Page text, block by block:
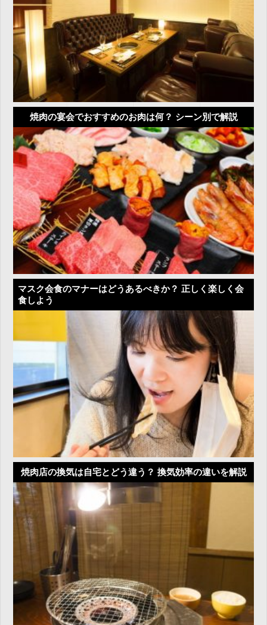
焼肉の宴会でおすすめのお肉は何？ シーン別で解説
マスク会食のマナーはどうあるべきか？ 正しく楽しく会
食しよう
焼肉店の換気は自宅とどう違う？ 換気効率の違いを解説